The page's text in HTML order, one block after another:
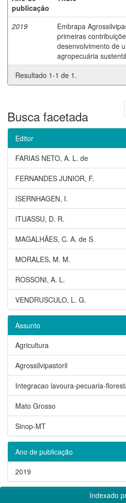
publicação
2019
Embrapa
primeiras
desenvolvimento de
agropecuária
Resultado 1-1 de 1.
Busca facetada
Editor
FARIAS NETO, A. L. de
FERNANDES JUNIOR, F.
ISERNHAGEN, I.
ITUASSU, D. R.
MAGALHÃES, C. A. de S.
MORALES, M. M.
ROSSONI, A. L.
VENDRUSCULO, L. G.
Assunto
Agricultura
Agrossilvipastoril
Integracao lavoura-pecuaria-
Mato Grosso
Sinop-MT
Ano de publicação
2019
Indexado